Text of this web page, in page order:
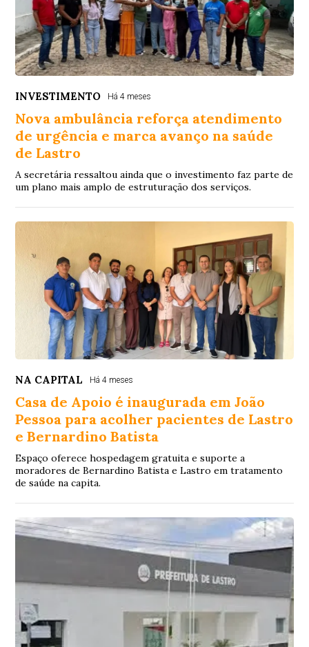
INVESTIMENTO Há 4 meses
Nova ambulância reforça atendimento
de urgência e marca avanço na saúde
de Lastro
A secretária ressaltou ainda que o investimento faz parte de
um plano mais amplo de estruturação dos serviços.
NA CAPITAL Há 4 meses
Casa de Apoio é inaugurada em João
Pessoa para acolher pacientes de Lastro
e Bernardino Batista
Espaço oferece hospedagem gratuita e suporte a
moradores de Bernardino Batista e Lastro em tratamento
de saúde na capita.